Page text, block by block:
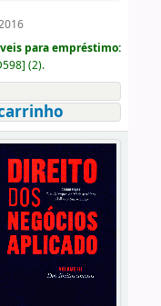
para empréstimo:
] (2).